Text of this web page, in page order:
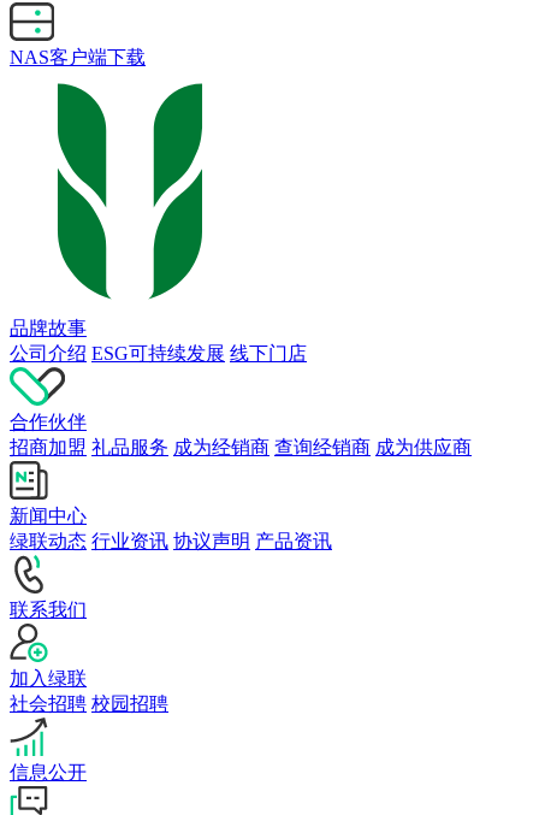
NAS客户端下载
品牌故事
公司介绍 ESG可持续发展 线下门店
合作伙伴
招商加盟 礼品服务 成为经销商 查询经销商 成为供应商
新闻中心
绿联动态 行业资讯 协议声明 产品资讯
联系我们
加入绿联
社会招聘 校园招聘
信息公开